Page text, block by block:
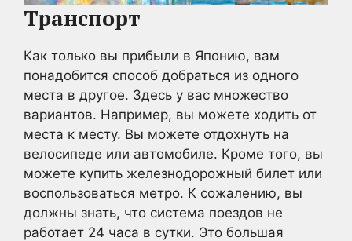
Транспорт
Как только вы прибыли в Японию, вам
понадобится способ добраться из одного
места в другое. Здесь у вас множество
вариантов. Например, вы можете ходить от
места к месту. Вы можете отдохнуть на
велосипеде или автомобиле. Кроме того, вы
можете купить железнодорожный билет или
воспользоваться метро. К сожалению, вы
должны знать, что система поездов не
работает 24 часа в сутки. Это большая